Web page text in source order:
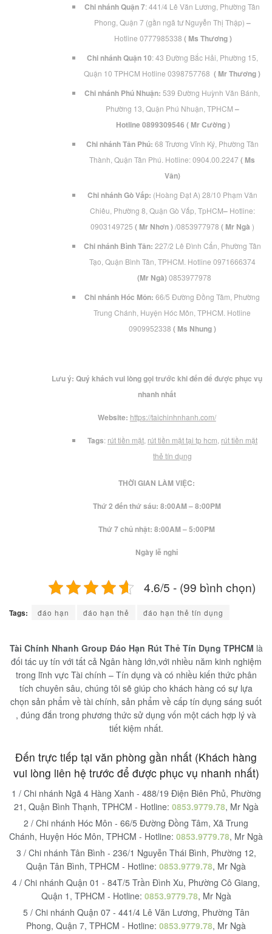
Chi nhánh Quận 7: 441/4 Lê Văn Lương, Phường Tân
Phong, Quận 7 (gần ngã tư Nguyễn Thị Thập) –
Hotline 0777985338( Ms Thương )
Chi nhánh Quận 10: 43 Đường Bắc Hải, Phường 15,
Quận 10 TPHCM Hotline 0398757768 ( Mr Thương )
Chi nhánh Phú Nhuận:539 Đường Huỳnh Văn Bánh,
Phường 13, Quận Phú Nhuận, TPHCM –
Hotline 0899309546 ( Mr Cường )
Chi nhánh Tân Phú: 68 Trương Vĩnh Ký, Phường Tân
Thành, Quận Tân Phú. Hotline: 0904.00.2247( Ms
Vân)
Chi nhánh Gò Vấp: (Hoàng Đạt A) 28/10 Phạm Văn
Chiêu, Phường 8, Quận Gò Vấp, TpHCM– Hotline:
0903149725 ( Mr Nhơn )/0853977978 ( Mr Ngà )
Chi nhánh Bình Tân: 227/2 Lê Đình Cẩn, Phường Tân
Tạo, Quận Bình Tân, TPHCM. Hotline 0971666374
(Mr Ngà)0853977978
Chi nhánh Hóc Môn:66/5 Đường Đồng Tâm, Phường
Trung Chánh, Huyện Hóc Môn, TPHCM. Hotline
0909952338 ( Ms Nhung )
Lưu ý: Quý khách vui lòng gọi trước khi đến để được phục vụ
nhanh nhất
Website: https://taichinhnhanh.com/
Tags: rút tiền mặt, rút tiền mặt tại tp hcm rút tiền mặt
thẻ tín dụng
THỜI GIAN LÀM VIỆC:
Thứ 2 đến thứ sáu: 8:00AM – 8:00PM
Thứ 7 chủ nhật: 8:00AM – 5:00PM
Ngày lễ nghỉ
4.6/5 - (99 bình chọn)
Tags: đáo hạn đáo hạn thẻ đáo hạn thẻ tín dụng
Tài Chính Nhanh Group Đáo Hạn Rút Thẻ Tín Dụng TPHCM là
đối tác uy tín với tất cả Ngân hàng lớn,với nhiều năm kinh nghiệm
trong lĩnh vực Tài chính – Tín dụng và có nhiều kiến thức phân
tích chuyên sâu, chúng tôi sẽ giúp cho khách hàng có sự lựa
chọn sản phẩm về tài chính, sản phẩm về cấp tín dụng sáng suốt
, đúng đắn trong phương thức sử dụng vốn một cách hợp lý và
tiết kiệm nhất.
Đến trực tiếp tại văn phòng gần nhất (Khách hàng
vui lòng liên hệ trước để được phục vụ nhanh nhất)
1 / Chi nhánh Ngã 4 Hàng Xanh - 488/19 Điện Biên Phủ, Phường
21, Quận Bình Thạnh, TPHCM - Hotline: 0853.9779.78, Mr Ngà
2 / Chi nhánh Hóc Môn - 66/5 Đường Đồng Tâm, Xã Trung
Chánh, Huyện Hóc Môn, TPHCM - Hotline: 0853.9779.78, Mr Ngà
3 / Chi nhánh Tân Bình - 236/1 Nguyễn Thái Bình, Phường 12,
Quận Tân Bình, TPHCM - Hotline: 0853.9779.78, Mr Ngà
4 / Chi nhánh Quận 01 - 84T/5 Trần Đình Xu, Phường Cô Giang,
Quận 1, TPHCM - Hotline: 0853.9779.78, Mr Ngà
5 / Chi nhánh Quận 07 - 441/4 Lê Văn Lương, Phường Tân
Phong, Quận 7, TPHCM - Hotline: 0853.9779.78, Mr Ngà